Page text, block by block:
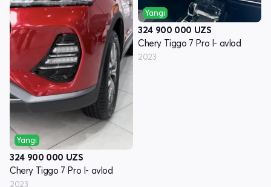
Yangi
324 900 000 UZS
Chery Tiggo 7 Pro I- avlod
2023
Yangi
324 900 000 UZS
Chery Tiggo 7 Pro I- avlod
2023